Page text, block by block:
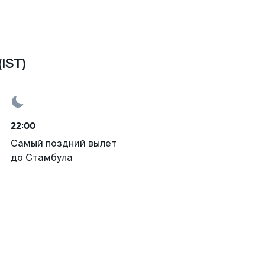
22:00
Самый поздний вылет
до Стамбула